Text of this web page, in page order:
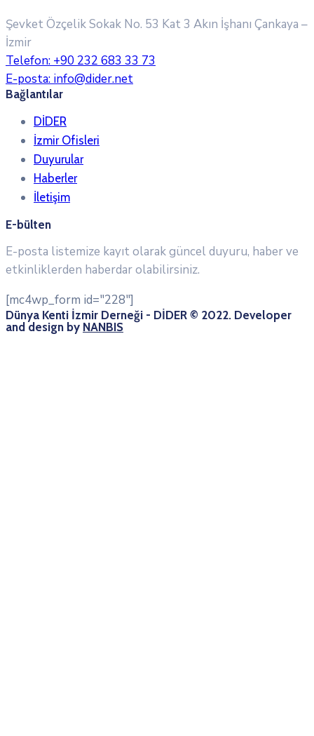
Şevket Özçelik Sokak No. 53 Kat 3 Akın İşhanı Çankaya –
İzmir
Telefon: +90 232 683 33 73
E-posta: info@dider.net
Bağlantılar
DİDER
İzmir Ofisleri
Duyurular
Haberler
İletişim
E-bülten
E-posta listemize kayıt olarak güncel duyuru, haber ve
etkinliklerden haberdar olabilirsiniz.
[mc4wp_form id="228"]
Dünya Kenti İzmir Derneği - DİDER © 2022. Developer
and design by NANBIS